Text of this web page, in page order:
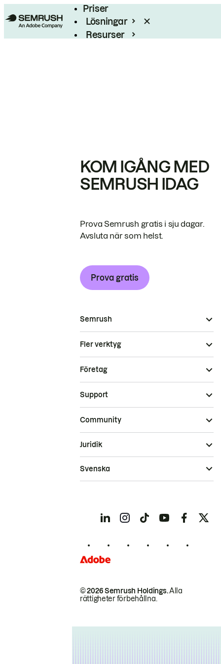
Priser
Lösningar
Resurser
KOM IGÅNG MED
SEMRUSH IDAG
Prova Semrush gratis i sju dagar.
Avsluta när som helst.
Prova gratis
Semrush
Fler verktyg
Företag
Support
Community
© 2026 Semrush Holdings.Alla
rättigheter förbehållna.
Juridik
Svenska